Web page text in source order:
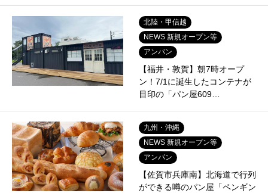
北陸・甲信越
NEWS 新規オープン等
アンパン
【福井・敦賀】朝7時オープ
ン！7/1に誕生したコンテナが
目印の「パン屋609…
九州・沖縄
NEWS 新規オープン等
アンパン
【佐賀市兵庫南】北海道で行列
ができる噂のパン屋「ペンギン